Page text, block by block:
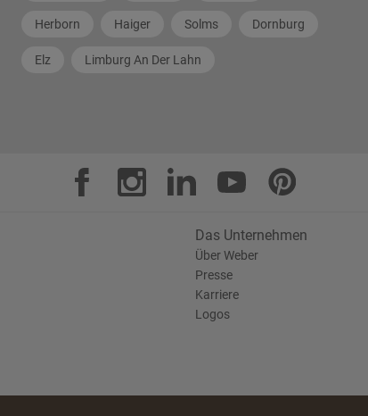
Herborn Haiger Solms Dornburg
Elz Limburg An Der Lahn
Das Unternehmen
Über Weber
Presse
Karriere
Logos